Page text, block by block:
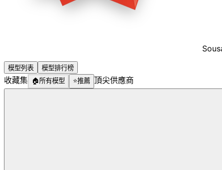
模型列表 模型排行榜
收藏集 🏠所有模型 ⭐推薦 頂尖供應商